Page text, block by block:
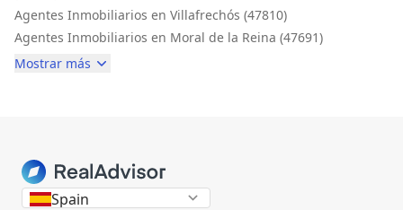
Agentes Inmobiliarios en Villafrechós (47810)
Agentes Inmobiliarios en Moral de la Reina (47691)
Mostrar más
Spain